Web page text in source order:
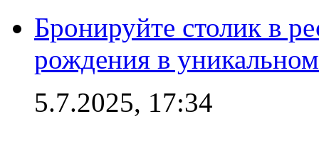
Бронируйте столик в
рождения в
5.7.2025, 17:34